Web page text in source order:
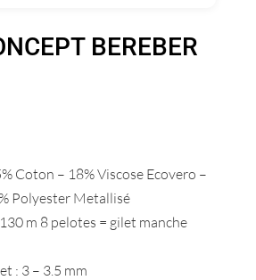
BEREBER
Coton – 18% Viscose Ecovero –
Polyester Metallisé
m 8 pelotes = gilet manche
: 3 – 3.5 mm